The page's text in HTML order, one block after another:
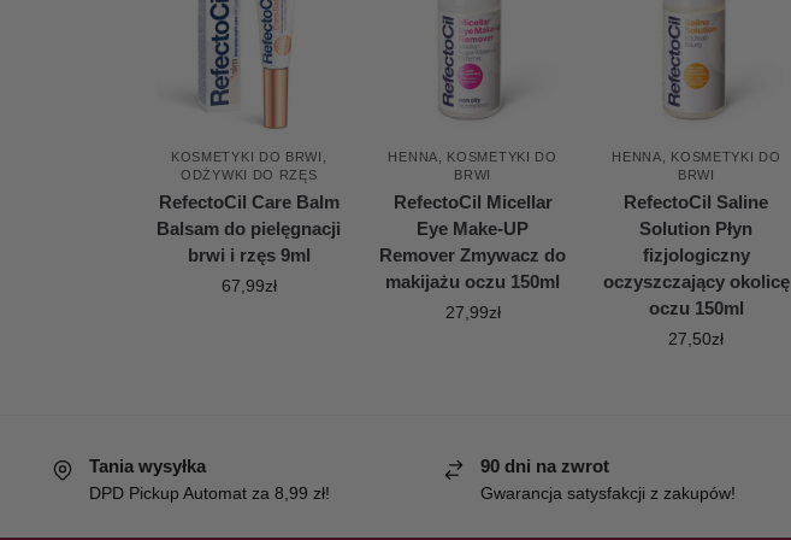
KOSMETYKI DO BRWI ,
ODŻYWKI DO RZĘS
RefectoCil Care Balm
Balsam do pielęgnacji
brwi i rzęs 9ml
67,99zł
HENNA, KOSMETYKI DO
BRWI
RefectoCil Micellar
Eye Make-UP
Remover Zmywacz do
makijażu oczu 150ml
27,99zł
HENNA, KOSMETYKI DO
BRWI
RefectoCil Saline
Solution Płyn
fizjologiczny
oczyszczający okolicę
oczu 150ml
27,50zł
Tania wysyłka
DPD Pickup Automat za 8,99 zł!
90 dni na zwrot
Gwarancja satysfakcji z zakupów!